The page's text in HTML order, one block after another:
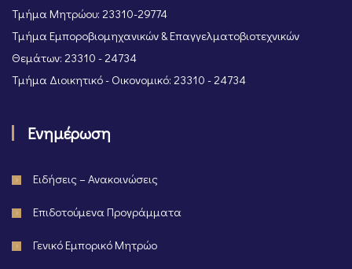
Τμήμα Μητρώου: 23310-29774
Τμήμα Εμποροβιομηχανικών & Επαγγελματοβιοτεχνικών
Θεμάτων: 23310 - 24734
Τμήμα Διοικητικό - Οικονομικό: 23310 - 24734
Ενημέρωση
Ειδήσεις – Ανακοινώσεις
Επιδοτούμενα Προγράμματα
Γενικό Εμπορικό Μητρώο